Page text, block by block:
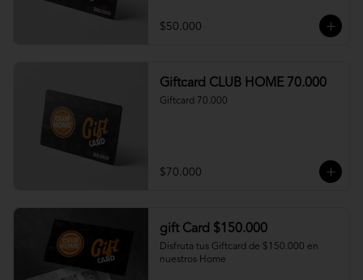
$50.000
Giftcard CLUB HOME 70.000
Giftcard 70.000
$70.000
gift Card $150.000
Disfruta tus Giftcard de $150.000 en
nuestros Home